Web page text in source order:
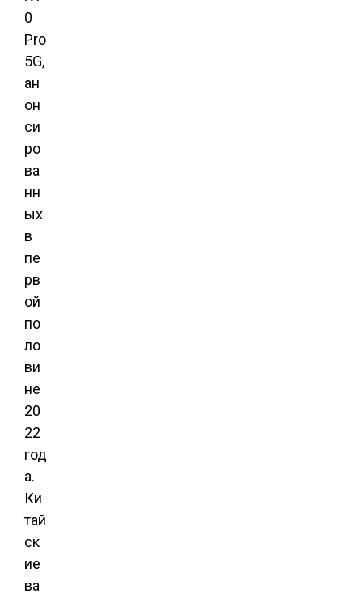
0
Pro
5G,
ан
он
си
ро
ва
нн
ых
в
пе
рв
ой
по
ло
ви
не
20
22
год
а.
Ки
тай
ск
ие
ва